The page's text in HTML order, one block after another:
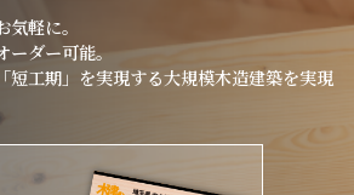
軽に。
ーダー可能。
短工期」を実現する大規模木造建築を実現